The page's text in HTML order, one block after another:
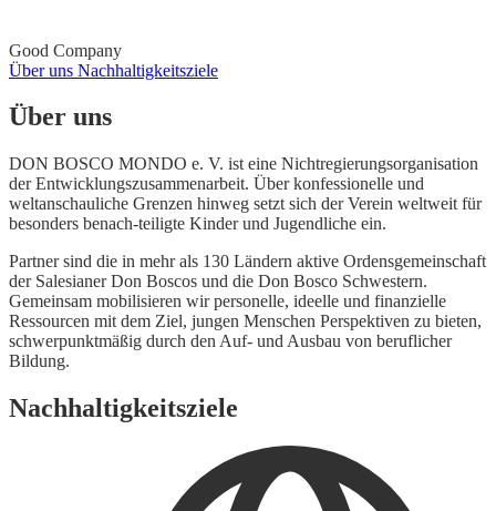
Good Company
Über uns Nachhaltigkeitsziele
Über uns
DON BOSCO MONDO e. V. ist eine Nichtregierungsorganisation
der Entwicklungszusammenarbeit. Über konfessionelle und
weltanschauliche Grenzen hinweg setzt sich der Verein weltweit für
besonders benach-teiligte Kinder und Jugendliche ein.
Partner sind die in mehr als 130 Ländern aktive Ordensgemeinschaft
der Salesianer Don Boscos und die Don Bosco Schwestern.
Gemeinsam mobilisieren wir personelle, ideelle und finanzielle
Ressourcen mit dem Ziel, jungen Menschen Perspektiven zu bieten,
schwerpunktmäßig durch den Auf- und Ausbau von beruflicher
Bildung.
Nachhaltigkeitsziele